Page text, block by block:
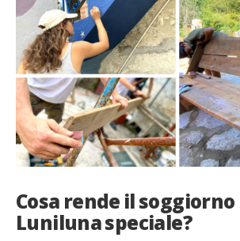
Cosa rende il
Luniluna speciale?